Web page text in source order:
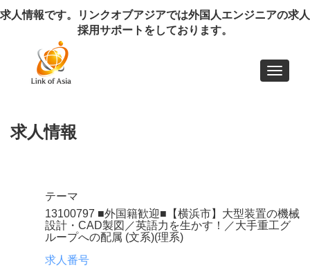
求人情報です。リンクオブアジアでは外国人エンジニアの求人
採用サポートをしております。
Toggle
求人情報
テーマ
13100797 ■外国籍歓迎■【横浜市】大型装置の機械
設計・CAD製図／英語力を生かす！／大手重工グ
ループへの配属 (文系)(理系)
求人番号